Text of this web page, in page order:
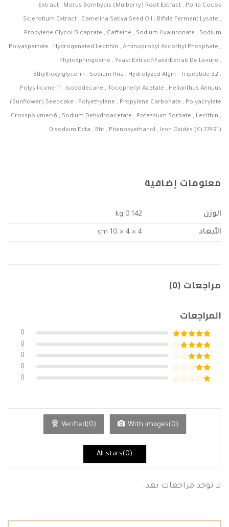
Extract , Morus Bombycis (Mulberry) Root Extract , Poria Cocos
Sclerotium Extract , Camelina Sativa Seed Oil , Bifida Ferment Lysate ,
Propylene Glycol Dicaprate , Caffeine , Sodium Hyaluronate , Sodium
Polyaspartate , Hydrogenated Lecithin , Aminopropyl Ascorbyl Phosphate ,
Phytosphingosine , Yeast Extract\Faex\Extrait De Levure ,
Ethylhexylglycerin , Sodium Rna , Hydrolyzed Algin , Tripeptide-32 ,
Polysilicone-11 , Isododecane , Tocopheryl Acetate , Helianthus Annuus
(Sunflower) Seedcake , Polyethylene , Propylene Carbonate , Polyacrylate
Crosspolymer-6 , Sodium Dehydroacetate , Potassium Sorbate , Lecithin ,
Disodium Edta , Bht , Phenoxyethanol , Iron Oxides (Ci 77491)
معلومات إضافية
الوزن 0.142 kg
الأبعاد 4 × 4 × 10 cm
مراجعات (0)
المراجعات
تم التقييم5
من 5
0
تم التقييم
من 5
0
تم
التقييم
3من 5
0
تم
5
0
من
0
With images(0)
Verified(0)
All stars(0)
لا توجد مراجعات بعد.